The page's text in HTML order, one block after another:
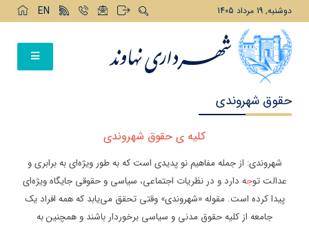
دوشنبه, 19 مرداد 1405 EN
حقوق شهروندی
کلیه ی حقوق شهروندی
شهروندی: از جمله مفاهیم نو پدیدی است که به طور ویژه‌ای به برابری و
عدالت توجه دارد و در نظریات اجتماعی، سیاسی و حقوقی جایگاه ویژه‌ای
پیدا کرده است. مقوله «شهروندی» وقتی تحقق می‌یابد که همه افراد یک
جامعه از کلیه حقوق مدنی و سیاسی برخوردار باشند و همچنین به